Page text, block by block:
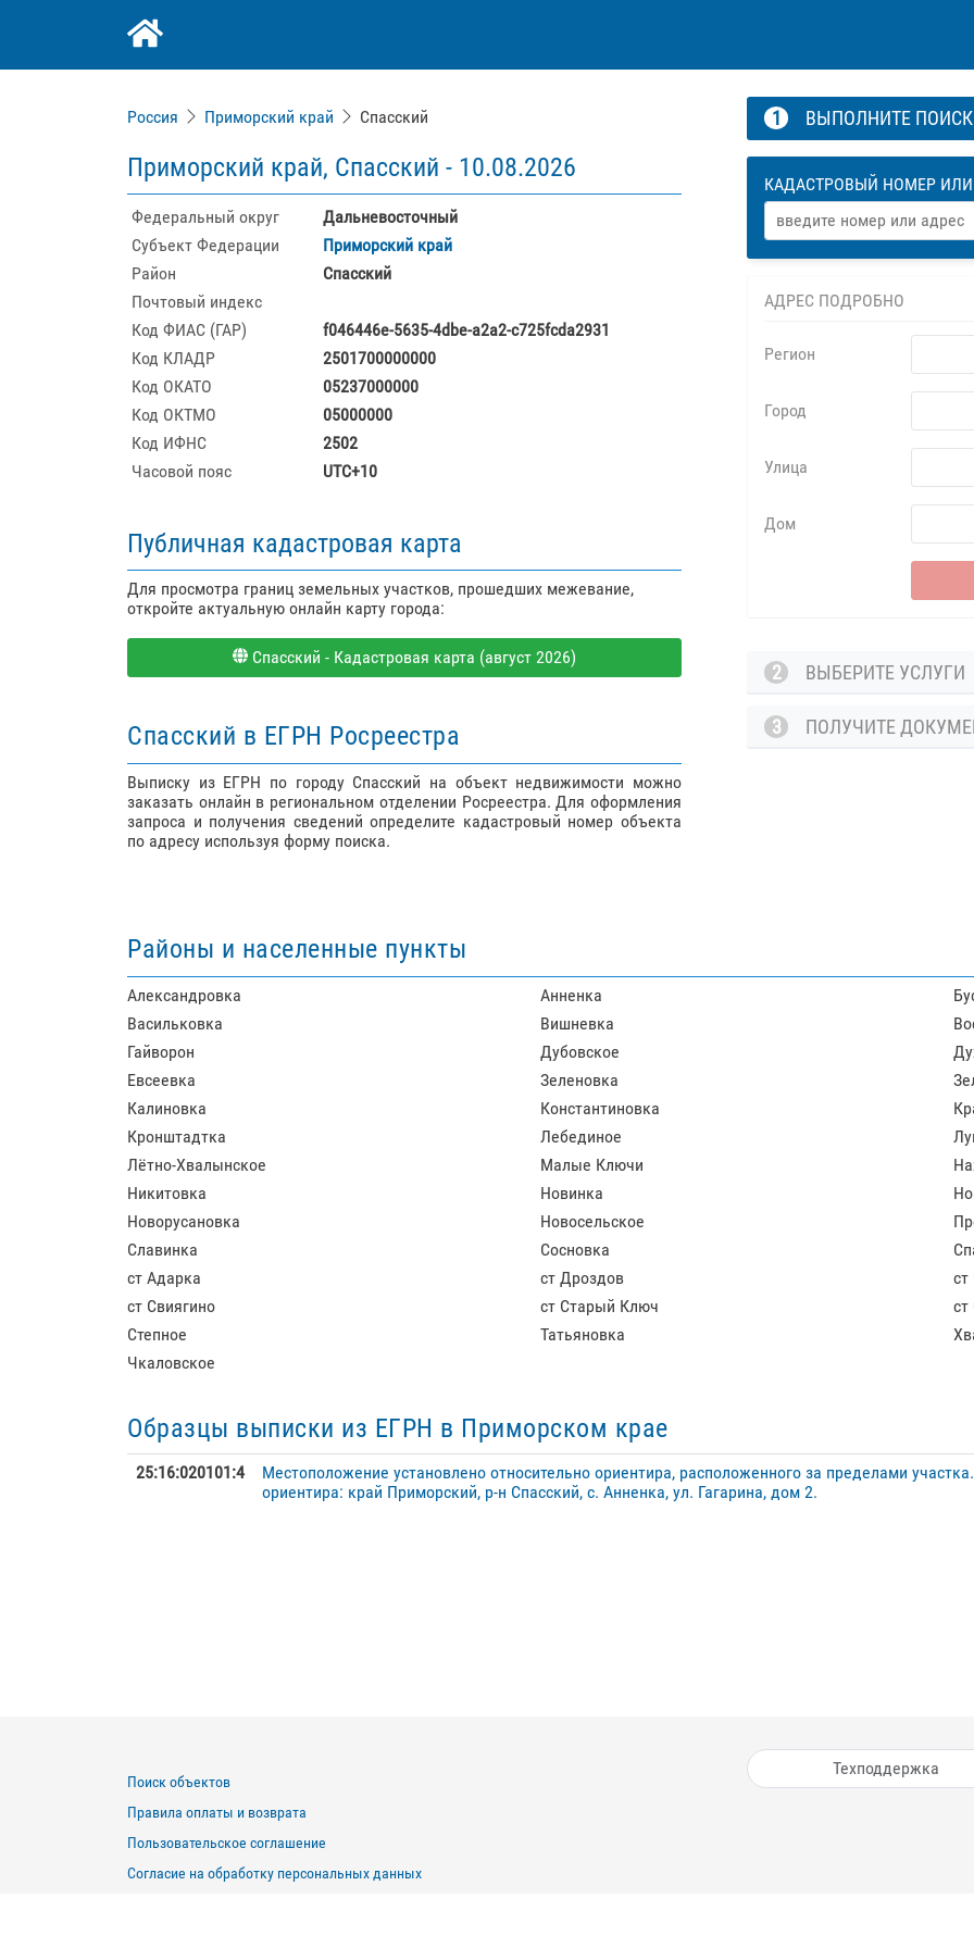
Россия Приморский край Спасский
Приморский край, Спасский - 10.08.2026
Федеральный округ
Дальневосточный
Субъект Федерации
Приморский край
Район
Спасский
Почтовый индекс
Код ФИАС (ГАР)
f046446e-5635-4dbe-a2a2-c725fcda2931
Код КЛАДР
2501700000000
Код ОКАТО
05237000000
Код ОКТМО
05000000
Код ИФНС
2502
Часовой пояс
UTC+10
Публичная кадастровая карта
Для просмотра границ земельных участков, прошедших межевание,
откройте актуальную онлайн карту города:
Спасский - Кадастровая карта (август 2026)
Спасский в ЕГРН Росреестра
Выписку из ЕГРН по городу Спасский на объект недвижимости можно
заказать онлайн в региональном отделении Росреестра. Для оформления
запроса и получения сведений определите кадастровый номер объекта
по адресу используя форму поиска.
1 ВЫПОЛНИТЕ ПОИСК
КАДАСТРОВЫЙ НОМЕР
АДРЕС ПОДРОБНО
Регион
Город
Улица
Дом
2 ВЫБЕРИТЕ УСЛУГИ
3 ПОЛУЧИТЕ
Районы и населенные пункты
Александровка Анненка
Васильковка
Вишневка
Гайворон
Дубовское
Евсеевка
Зеленовка
Калиновка
Константиновка
Кронштадтка
Лебединое
Лётно-Хвалынское
Малые Ключи
Никитовка
Новинка
Новорусановка
Новосельское
Славинка
Сосновка
ст Адарка
ст Дроздов
ст
ст Свиягино
ст Старый Ключ
ст
Степное
Татьяновка
Чкаловское
Образцы выписки из ЕГРН в Приморском крае
25:16:020101:4
Местоположение установлено относительно ориентира, расположенного за пределами
ориентира: край Приморский, р-н Спасский, с. Анненка, ул. Гагарина, дом 2.
Поиск объектов
Правила оплаты и возврата
Пользовательское соглашение
Согласие на обработку персональных данных
Техподдержка